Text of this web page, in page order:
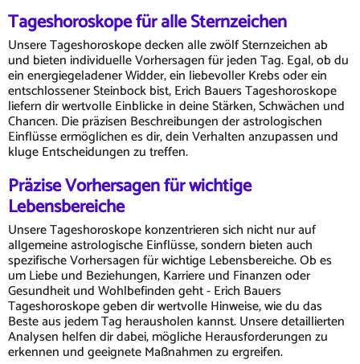
Tageshoroskope für alle Sternzeichen
Unsere Tageshoroskope decken alle zwölf Sternzeichen ab
und bieten individuelle Vorhersagen für jeden Tag. Egal, ob du
ein energiegeladener Widder, ein liebevoller Krebs oder ein
entschlossener Steinbock bist, Erich Bauers Tageshoroskope
liefern dir wertvolle Einblicke in deine Stärken, Schwächen und
Chancen. Die präzisen Beschreibungen der astrologischen
Einflüsse ermöglichen es dir, dein Verhalten anzupassen und
kluge Entscheidungen zu treffen.
Präzise Vorhersagen für wichtige
Lebensbereiche
Unsere Tageshoroskope konzentrieren sich nicht nur auf
allgemeine astrologische Einflüsse, sondern bieten auch
spezifische Vorhersagen für wichtige Lebensbereiche. Ob es
um Liebe und Beziehungen, Karriere und Finanzen oder
Gesundheit und Wohlbefinden geht - Erich Bauers
Tageshoroskope geben dir wertvolle Hinweise, wie du das
Beste aus jedem Tag herausholen kannst. Unsere detaillierten
Analysen helfen dir dabei, mögliche Herausforderungen zu
erkennen und geeignete Maßnahmen zu ergreifen.